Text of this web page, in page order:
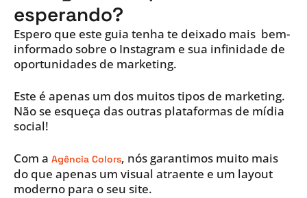
esperando?
Espero que este guia tenha te deixado mais bem-
informado sobre o Instagram e sua infinidade de
oportunidades de marketing.
Este é apenas um dos muitos tipos de marketing.
Não se esqueça das outras plataformas de mídia
social!
Com a Agência Colors, nós garantimos muito mais
do que apenas um visual atraente e um layout
moderno para o seu site.